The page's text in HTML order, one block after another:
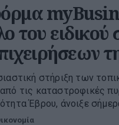
του ειδικού
στήριξη των
τις καταστροφικές
Έβρου, άνοιξε